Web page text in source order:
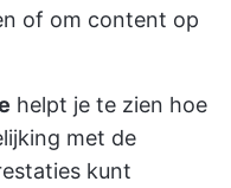
of om content op
helpt je te zien hoe
met de
kunt